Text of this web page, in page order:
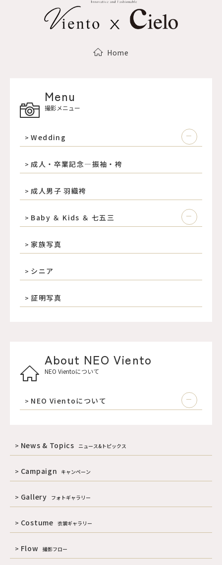
Home
Menu
撮影メニュー
Wedding
成人・卒業記念―振袖・袴
成人男子 羽織袴
Baby ＆ Kids ＆ 七五三
家族写真
シニア
証明写真
About NEO Viento
NEO Vientoについて
NEO Vientoについて
News & Topics ニュース&トピックス
Campaign キャンペーン
Gallery フォトギャラリー
Costume 衣裳ギャラリー
Flow 撮影フロー